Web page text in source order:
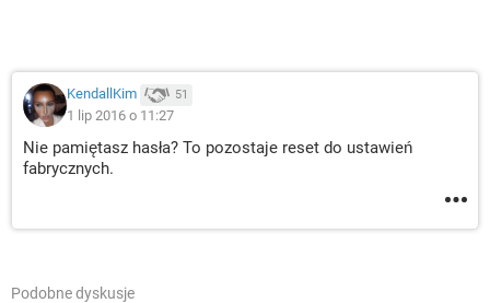
KendallKim 51
1 lip 2016 o 11:27
Nie pamiętasz hasła? To pozostaje reset do ustawień
fabrycznych.
Podobne dyskusje